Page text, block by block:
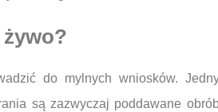
żywo?
do mylnych wniosków.
są zazwyczaj poddawane